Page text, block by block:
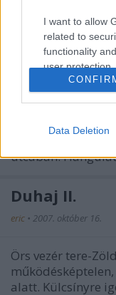
I want to allow
related to
functionality
user protection.
Data Deletion
Duhaj 3
2007. október 25.
Úgy döntöttem,
Nektek
utcában.
Duhaj II.
eric • 2007. október 16.
Örs vezér tere-
alatt. Külcsínyre